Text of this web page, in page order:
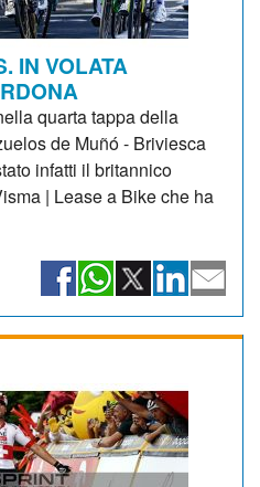
IN VOLATA
quarta tappa della
de Muñó - Briviesca
infatti il britannico
| Lease a Bike che ha